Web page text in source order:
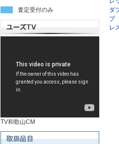
ダ
プ
レ
査定受付のみ
TV和歌山CM